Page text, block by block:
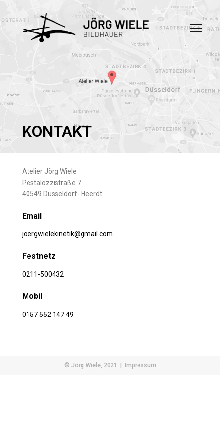
KONTAKT
Atelier Jörg Wiele
Pestalozzistraße 7
40549 Düsseldorf- Heerdt
Email
joergwielekinetik@gmail.com
Festnetz
0211-500432
Mobil
0157 552 147 49
© Jörg Wiele, 2021 | Impressum